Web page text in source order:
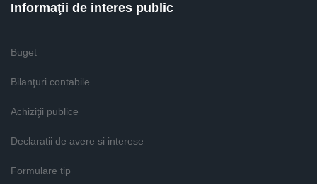
Informaţii de interes public
Buget
Bilanţuri contabile
Achiziţii publice
Declaratii de avere si interese
Formulare tip